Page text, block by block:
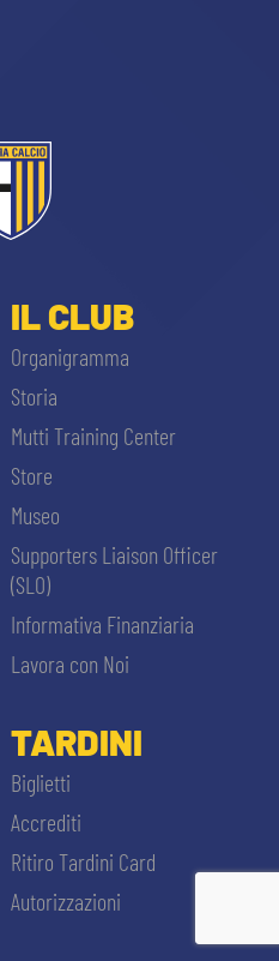
IL CLUB
Organigramma
Storia
Mutti Training Center
Store
Museo
Supporters Liaison Officer
(SLO)
Informativa Finanziaria
Lavora con Noi
TARDINI
Biglietti
Accrediti
Ritiro Tardini Card
Autorizzazioni